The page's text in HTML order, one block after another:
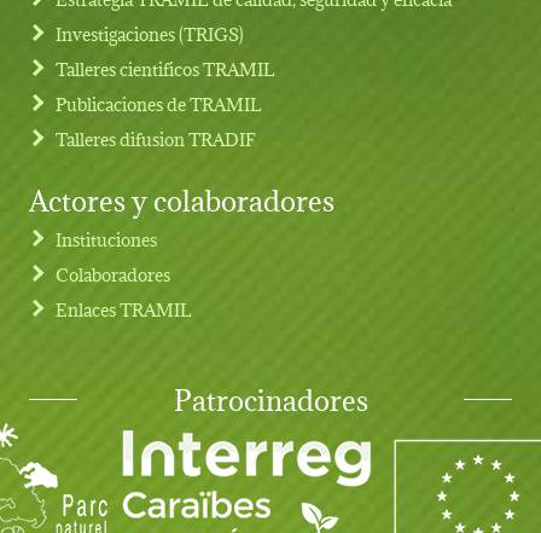
Investigaciones (TRIGS)
Talleres cientificos TRAMIL
Publicaciones de TRAMIL
Talleres difusion TRADIF
Actores y colaboradores
Instituciones
Colaboradores
Enlaces TRAMIL
Patrocinadores